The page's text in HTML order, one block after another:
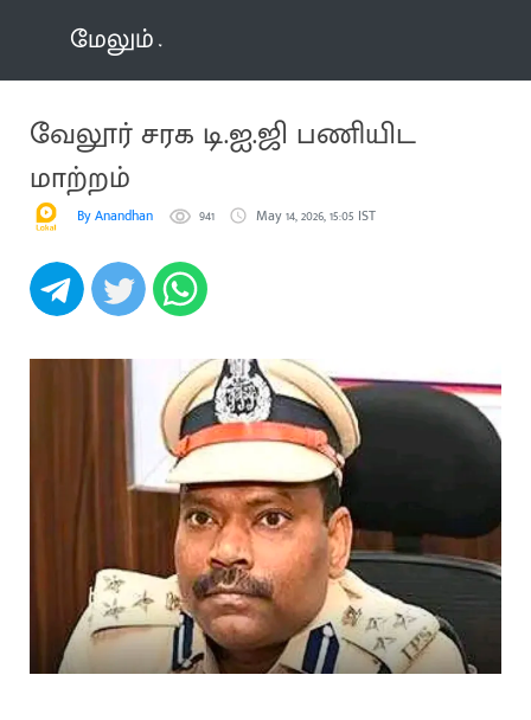
மேலும்
வேலூர் சரக டி.ஐ.ஜி பணியிட
மாற்றம்
By Anandhan 941 May 14, 2026, 15:05 IST